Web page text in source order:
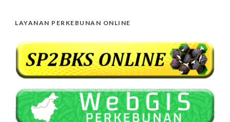
LAYANAN PERKEBUNAN ONLINE